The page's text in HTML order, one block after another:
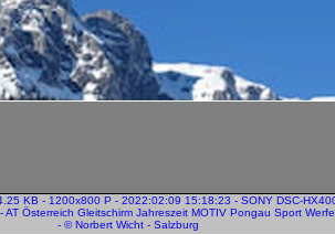
KB - 1200x800 P - 2022:02:09 15:18:23 - SONY DSC-
Österreich Gleitschirm Jahreszeit MOTIV Pongau Sport
- © Norbert Wicht - Salzburg